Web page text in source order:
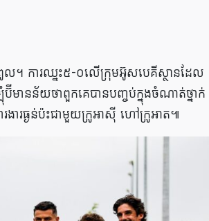
ល​។ ការ​ឈ្នះ៥-០លើ​ក្រុម​អ៊ូសបេគីស្ថាន​ដែល​
មាន​ន័យ​ថា​ពួកគេ​បាន​បញ្ចប់​ក្នុង​ចំណាត់​ថ្នាក់​
ងារធ្ងន់ប៉ះជាមួយក្រូអាស៊ី ហៅក្រូអាត៕